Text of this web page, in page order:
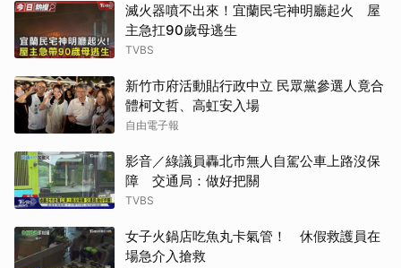
滅火器噴不出來！宜蘭民宅神明廳起火 屋
主急扛90歲母逃生
TVBS
新竹市府活動貼行政中立 民眾黨參選人竟合
體柯文哲、高虹安入場
自由電子報
影音／綠議員轟北市無人自駕公車上路沒保
障 交通局：做好把關
TVBS
女子火鍋店吃魚丸卡氣管！ 休假救護員在
場急介入搶救